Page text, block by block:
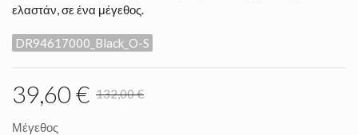
ελαστάν, σε ένα μέγεθος.
DR94617000_Black_O-S
39,60 € 132,00 €
Μέγεθος